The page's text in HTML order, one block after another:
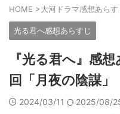
HOME >大河ドラマ感想あらす
光る君へ感想あらすじ
『光る君へ』感
回「月夜の陰謀」
2024/03/11 2025/08/